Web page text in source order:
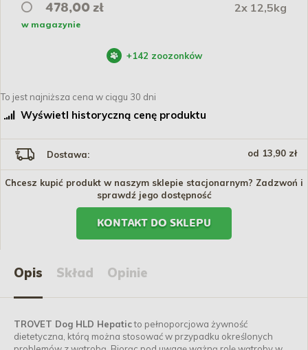
478,00 zł 2x 12,5kg
w magazynie
+142 zoozonków
To jest najniższa cena w ciągu 30 dni
Wyświetl historyczną cenę produktu
Dostawa: od 13,90 zł
Chcesz kupić produkt w naszym sklepie stacjonarnym? Zadzwoń i
sprawdź jego dostępność
KONTAKT DO SKLEPU
Opis Skład Opinie
TROVET Dog HLD Hepaticto pełnoporcjowa żywność
dietetyczna, którą można stosować w przypadku określonych